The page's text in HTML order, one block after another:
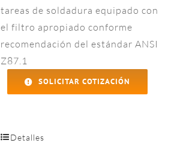
tareas de soldadura equipado con
el filtro apropiado conforme
recomendación del estándar ANSI
Z87.1
SOLICITAR COTIZACIÓN
Detalles